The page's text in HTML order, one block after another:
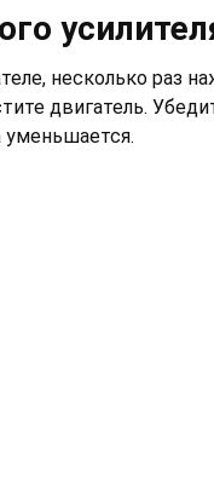
несколько раз
двигатель.
уменьшается.